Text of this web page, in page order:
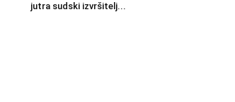
jutra sudski izvršitelj...